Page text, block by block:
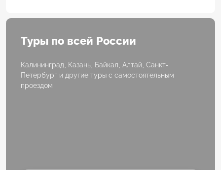
Туры по всей России
Калининград, Казань, Байкал, Алтай, Санкт-
Петербург и другие туры с самостоятельным
проездом